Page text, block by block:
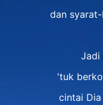
dan
Jadi
'tuk
cintai